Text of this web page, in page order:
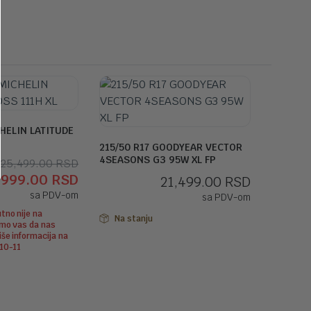
LATITUDE
25,499.00RSDOriginalna
cena
je
bila:
RSD
Trenutna
cena
je:
22,999.00 RSD.
sa PDV-om
nije na
vas da nas
informacija na
11
215/50 R17 GOODYEAR VECTOR
4SEASONS G3 95W XL FP
21,499.00 RSD
sa PDV-om
Na stanju